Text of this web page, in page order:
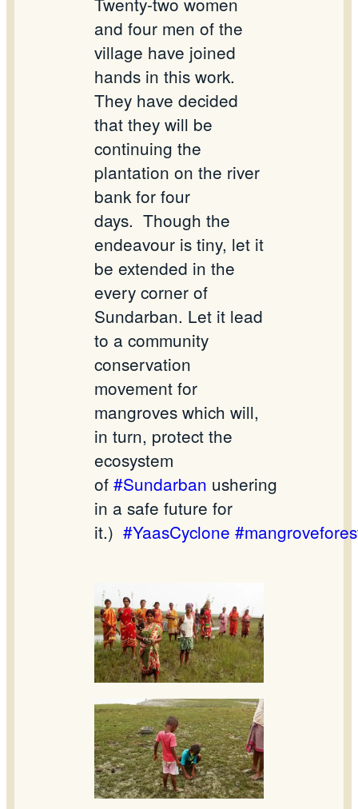
and four men of the
village have joined
hands in this work.
They have decided
that they will be
continuing the
plantation on the river
bank for four
days. Though the
endeavour is tiny, let it
be extended in the
every corner of
Sundarban. Let it lead
to a community
conservation
movement for
mangroves which will,
in turn, protect the
ecosystem
of #Sundarban ushering
in a safe future for
it.) #YaasCyclone